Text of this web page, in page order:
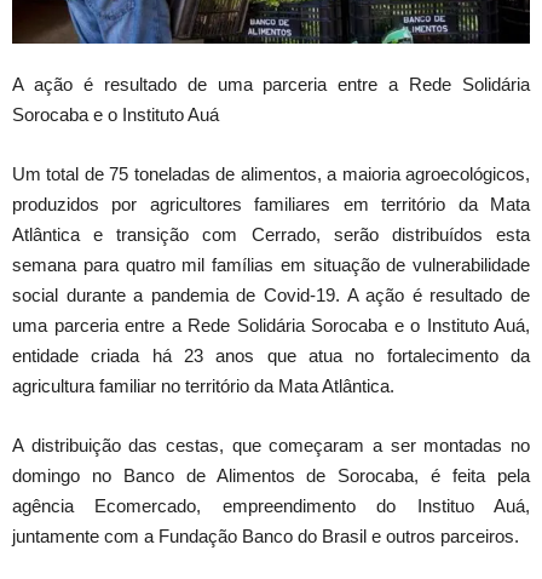
A ação é resultado de uma parceria entre a Rede Solidária
Sorocaba e o Instituto Auá
Um total de 75 toneladas de alimentos, a maioria agroecológicos,
produzidos por agricultores familiares em território da Mata
Atlântica e transição com Cerrado, serão distribuídos esta
semana para quatro mil famílias em situação de vulnerabilidade
social durante a pandemia de Covid-19. A ação é resultado de
uma parceria entre a Rede Solidária Sorocaba e o Instituto Auá,
entidade criada há 23 anos que atua no fortalecimento da
agricultura familiar no território da Mata Atlântica.
A distribuição das cestas, que começaram a ser montadas no
domingo no Banco de Alimentos de Sorocaba, é feita pela
agência Ecomercado, empreendimento do Instituo Auá,
juntamente com a Fundação Banco do Brasil e outros parceiros.